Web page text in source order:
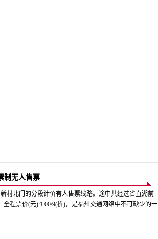
制无人售票
村北门的分段计价有人售票线路。途中共经过省直湖前
程票价(元):1.00/9(折)，是福州交通网络中不可缺少的一